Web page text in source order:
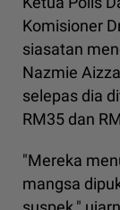
Komisioner
siasatan
Nazmie
selepas dia
RM35 dan
"Mereka
mangsa